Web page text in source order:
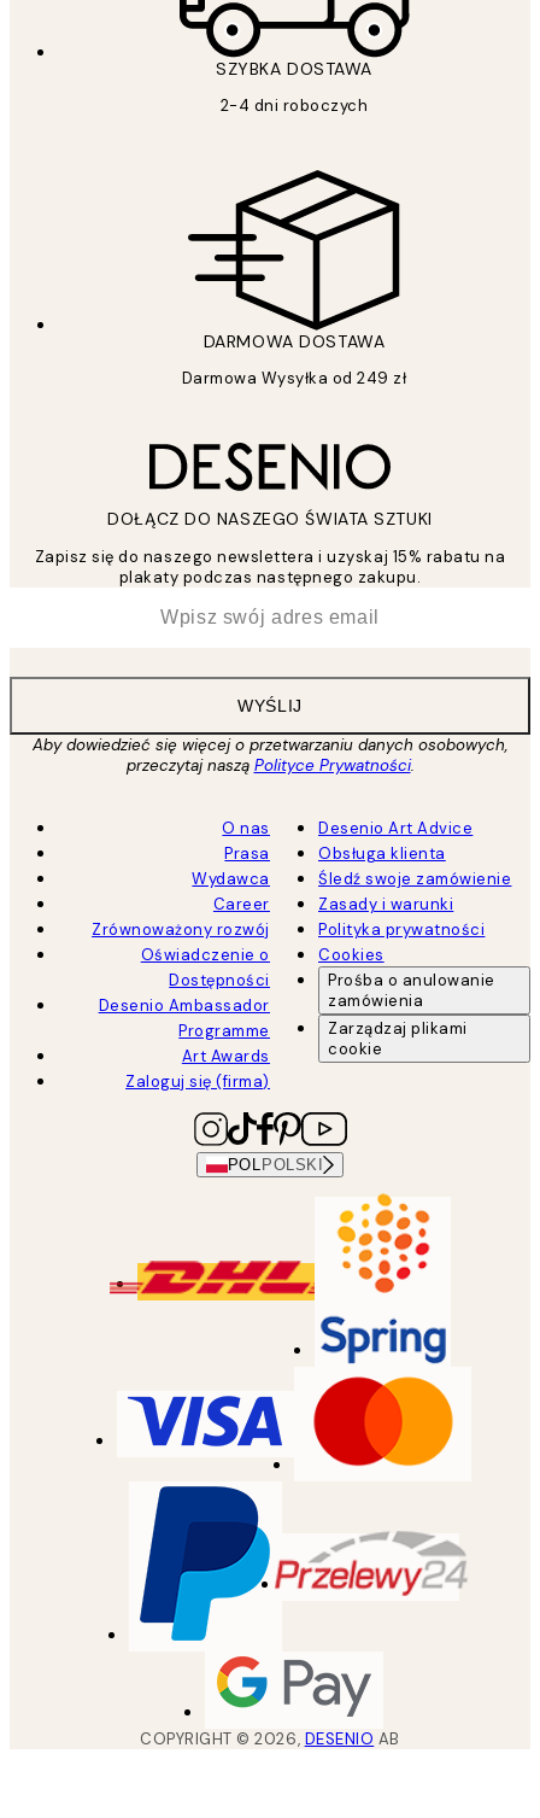
SZYBKA DOSTAWA
2-4 dni roboczych
DARMOWA DOSTAWA
Darmowa Wysyłka od 249 zł
DOŁĄCZ DO NASZEGO ŚWIATA SZTUKI
Zapisz się do naszego newslettera i uzyskaj 15% rabatu na
plakaty podczas następnego zakupu.
WYŚLIJ
Aby dowiedzieć się więcej o przetwarzaniu danych osobowych,
przeczytaj naszą Polityce Prywatności.
O nas
Prasa
Wydawca
Career
Zrównoważony rozwój
Oświadczenie o
Dostępności
Desenio Ambassador
Programme
Art Awards
Zaloguj się (firma)
Desenio Art Advice
Obsługa klienta
Śledź swoje zamówienie
Zasady i warunki
Polityka prywatności
Cookies
Prośba o anulowanie
zamówienia
Zarządzaj plikami
cookie
POL POLSKI
COPYRIGHT ©2026, DESENIO AB